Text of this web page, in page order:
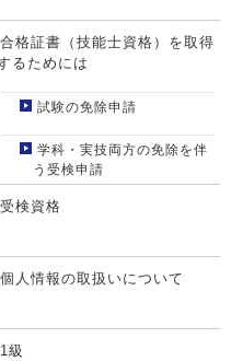
合格証書（技能士資格）を取得
るためには
試験の免除申請
学科・実技両方の免除を伴
う受検申請
受検資格
個人情報の取扱いについて
1級